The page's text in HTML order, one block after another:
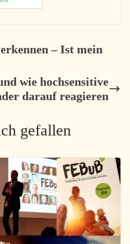
– Ist mein
wie hochsensitive
darauf reagieren
gefallen